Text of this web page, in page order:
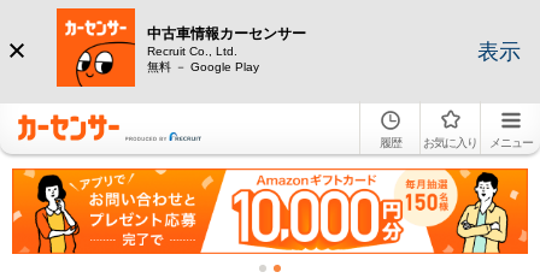
中古車情報カーセンサー
Recruit Co., Ltd.
無料 － Google Play
表示
履歴 お気に入り メニュー